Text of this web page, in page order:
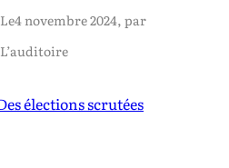
Le4 novembre 2024, par
L’auditoire